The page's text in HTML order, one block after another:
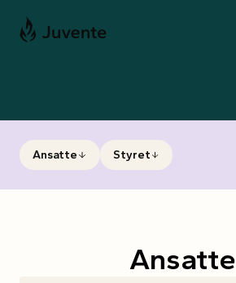
Til forsiden
Ansatte Styret
Ansatte